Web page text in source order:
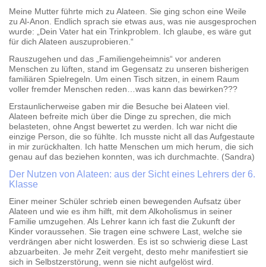
Meine Mutter führte mich zu Alateen. Sie ging schon eine Weile
zu Al-Anon. Endlich sprach sie etwas aus, was nie ausgesprochen
wurde: „Dein Vater hat ein Trinkproblem. Ich glaube, es wäre gut
für dich Alateen auszuprobieren.“
Rauszugehen und das „Familiengeheimnis“ vor anderen
Menschen zu lüften, stand im Gegensatz zu unseren bisherigen
familiären Spielregeln. Um einen Tisch sitzen, in einem Raum
voller fremder Menschen reden…was kann das bewirken???
Erstaunlicherweise gaben mir die Besuche bei Alateen viel.
Alateen befreite mich über die Dinge zu sprechen, die mich
belasteten, ohne Angst bewertet zu werden. Ich war nicht die
einzige Person, die so fühlte. Ich musste nicht all das Aufgestaute
in mir zurückhalten. Ich hatte Menschen um mich herum, die sich
genau auf das beziehen konnten, was ich durchmachte. (Sandra)
Der Nutzen von Alateen: aus der Sicht eines Lehrers der 6.
Klasse
Einer meiner Schüler schrieb einen bewegenden Aufsatz über
Alateen und wie es ihm hilft, mit dem Alkoholismus in seiner
Familie umzugehen. Als Lehrer kann ich fast die Zukunft der
Kinder voraussehen. Sie tragen eine schwere Last, welche sie
verdrängen aber nicht loswerden. Es ist so schwierig diese Last
abzuarbeiten. Je mehr Zeit vergeht, desto mehr manifestiert sie
sich in Selbstzerstörung, wenn sie nicht aufgelöst wird.